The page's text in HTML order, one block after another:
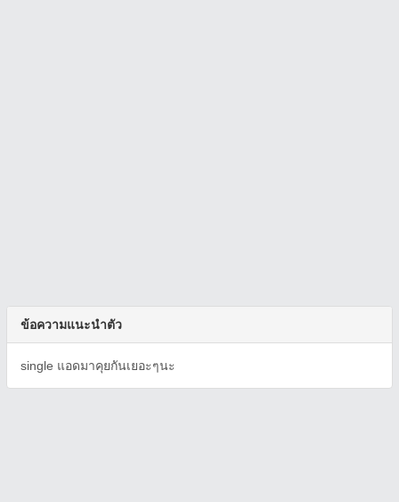
ข้อความแนะนำตัว
single แอดมาคุยกันเยอะๆนะ